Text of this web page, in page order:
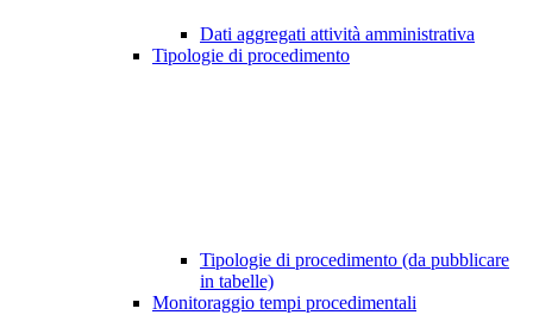
Dati aggregati attività amministrativa
Tipologie di procedimento
Tipologie di procedimento (da pubblicare
in tabelle)
Monitoraggio tempi procedimentali